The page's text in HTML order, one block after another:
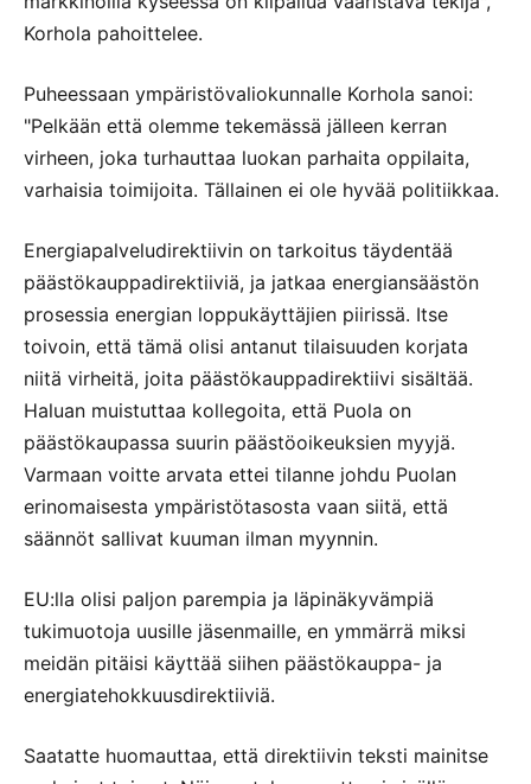
Korhola pahoittelee.
Puheessaan ympäristövaliokunnalle Korhola sanoi:
"Pelkään että olemme tekemässä jälleen kerran
virheen, joka turhauttaa luokan parhaita oppilaita,
varhaisia toimijoita. Tällainen ei ole hyvää politiikkaa.
Energiapalveludirektiivin on tarkoitus täydentää
päästökauppadirektiiviä, ja jatkaa energiansäästön
prosessia energian loppukäyttäjien piirissä. Itse
toivoin, että tämä olisi antanut tilaisuuden korjata
niitä virheitä, joita päästökauppadirektiivi sisältää.
Haluan muistuttaa kollegoita, että Puola on
päästökaupassa suurin päästöoikeuksien myyjä.
Varmaan voitte arvata ettei tilanne johdu Puolan
erinomaisesta ympäristötasosta vaan siitä, että
säännöt sallivat kuuman ilman myynnin.
EU:lla olisi paljon parempia ja läpinäkyvämpiä
tukimuotoja uusille jäsenmaille, en ymmärrä miksi
meidän pitäisi käyttää siihen päästökauppa- ja
energiatehokkuusdirektiiviä.
Saatatte huomauttaa, että direktiivin teksti mainitse